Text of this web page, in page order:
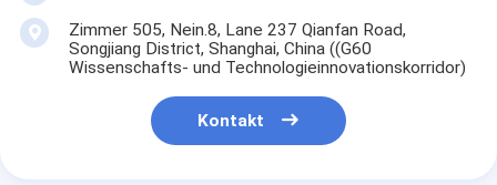
Zimmer 505, Nein.8, Lane 237 Qianfan Road,
Songjiang District, Shanghai, China ((G60
Wissenschafts- und Technologieinnovationskorridor)
Kontakt